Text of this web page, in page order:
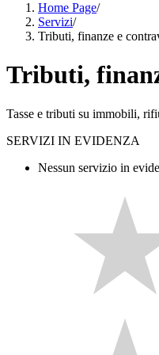
Home Page/
Servizi/
Tributi, finanze e
Tributi,
Tasse e tributi su immobili,
SERVIZI IN EVIDENZA
Nessun servizio in